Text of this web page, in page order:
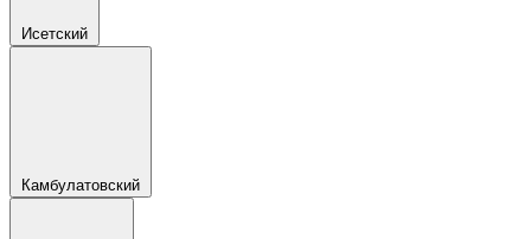
Исетский
Камбулатовский